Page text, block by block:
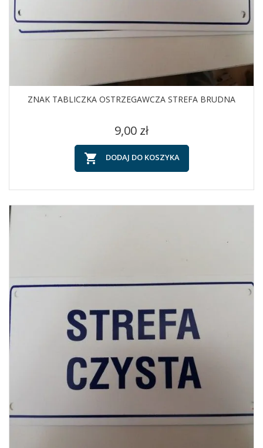
ZNAK TABLICZKA OSTRZEGAWCZA STREFA BRUDNA
Cena
9,00 zł
 DODAJ DO KOSZYKA